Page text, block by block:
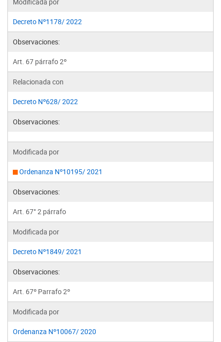
Decreto Nº1178/ 2022
Observaciones:
Art. 67 párrafo 2º
Relacionada con
Decreto Nº628/ 2022
Observaciones:
Modificada por
Ordenanza Nº10195/ 2021
Observaciones:
Art. 67° 2 párrafo
Modificada por
Decreto Nº1849/ 2021
Observaciones:
Art. 67º Parrafo 2º
Modificada por
Ordenanza Nº10067/ 2020